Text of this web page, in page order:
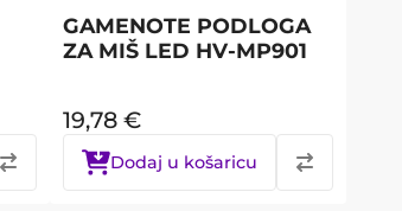
GAMENOTE PODLOGA
ZA MIŠ LED HV-MP901
19,78 €
Dodaj u košaricu